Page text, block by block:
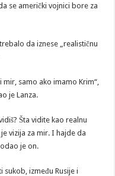
se američki vojnici bore za
da iznese „realističnu
samo ako imamo Krim“,
je Lanza.
Šta vidite kao realnu
vizija za mir. I hajde da
je on.
sukob, između Rusije i